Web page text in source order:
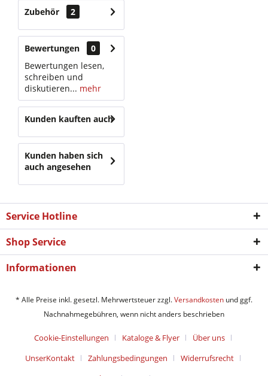
Zubehör 2
Bewertungen
0
Bewertungen lesen,
schreiben und
diskutieren... mehr
Kunden kauften auch
Kunden haben sich
auch angesehen
Service Hotline
Shop Service
Informationen
* Alle Preise inkl. gesetzl. Mehrwertsteuer zzgl.Versandkosten und ggf.
Nachnahmegebühren, wenn nicht anders beschrieben
Cookie-Einstellungen Kataloge & Flyer
Über uns
UnserKontakt
Zahlungsbedingungen
Widerrufsrecht